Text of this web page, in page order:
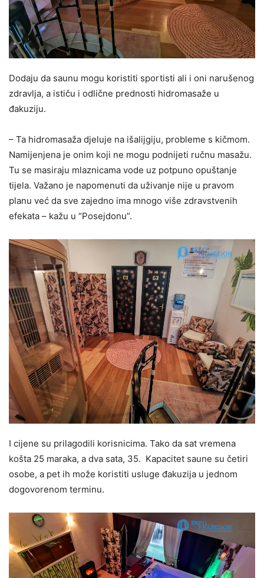
Dodaju da saunu mogu koristiti sportisti ali i oni narušenog
zdravlja, a ističu i odlične prednosti hidromasaže u
đakuziju.
– Ta hidromasaža djeluje na išalijgiju, probleme s kičmom.
Namijenjena je onim koji ne mogu podnijeti ručnu masažu.
Tu se masiraju mlaznicama vode uz potpuno opuštanje
tijela. Važano je napomenuti da uživanje nije u pravom
planu već da sve zajedno ima mnogo više zdravstvenih
efekata – kažu u “Posejdonu”.
I cijene su prilagodili korisnicima. Tako da sat vremena
košta 25 maraka, a dva sata, 35. Kapacitet saune su četiri
osobe, a pet ih može koristiti usluge đakuzija u jednom
dogovorenom terminu.